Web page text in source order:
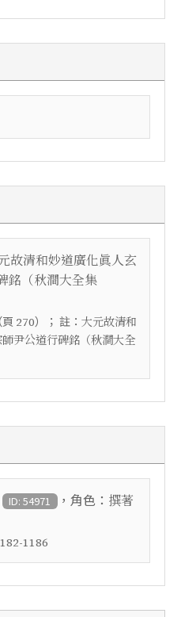
故清和妙道廣化眞人玄
銘（秋澗大全集
（頁 270）； 註： 大元故清和
尹公道行碑銘（秋澗大全
ID: 54971 ，角色： 撰著
1186